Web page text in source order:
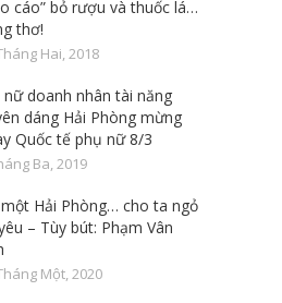
cáo” bỏ rượu và thuốc lá…
thơ!
Hai, 2018
nữ doanh nhân tài năng
dáng Hải Phòng mừng
Quốc tế phụ nữ 8/3
Ba, 2019
Hải Phòng… cho ta ngỏ
– Tùy bút: Phạm Vân
Một, 2020